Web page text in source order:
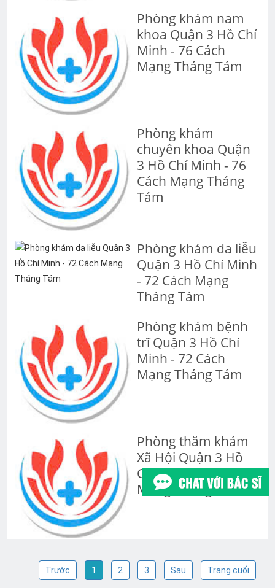
Phòng khám nam
khoa Quận 3 Hồ Chí
Minh - 76 Cách
Mạng Tháng Tám
Phòng khám
chuyên khoa Quận
3 Hồ Chí Minh - 76
Cách Mạng Tháng
Tám
Phòng khám da liễu
Quận 3 Hồ Chí Minh
- 72 Cách Mạng
Tháng Tám
Phòng khám bệnh
trĩ Quận 3 Hồ Chí
Minh - 72 Cách
Mạng Tháng Tám
Phòng thăm khám
Xã Hội Quận 3 Hồ
Chí Minh - 72 Cách
Mạng Tháng Tám
Trước 1 2 3 Sau Trang cuối